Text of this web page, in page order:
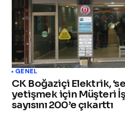
GENEL
CK Boğaziçi Elektrik,
yetişmek için Müşteri
sayısını 200’e çıkarttı